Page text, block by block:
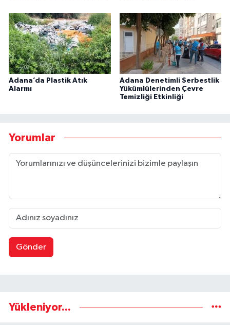
Adana’da Plastik Atık
Alarmı
Adana Denetimli Serbestlik
Yükümlülerinden Çevre
Temizliği Etkinliği
Yorumlar
Gönder
Yükleniyor...